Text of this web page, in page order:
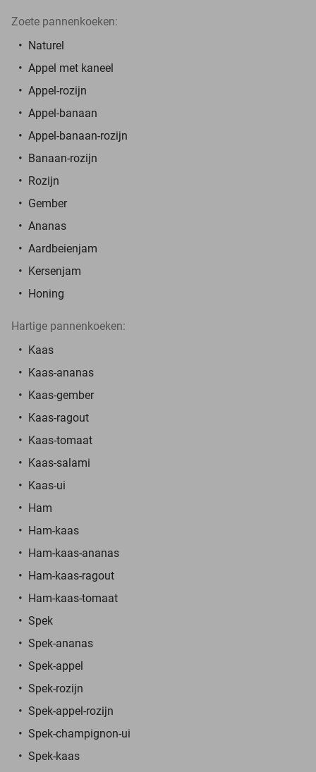
Zoete pannenkoeken:
Naturel
Appel met kaneel
Appel-rozijn
Appel-banaan
Appel-banaan-rozijn
Banaan-rozijn
Rozijn
Gember
Ananas
Aardbeienjam
Kersenjam
Honing
Hartige pannenkoeken:
Kaas
Kaas-ananas
Kaas-gember
Kaas-ragout
Kaas-tomaat
Kaas-salami
Kaas-ui
Ham
Ham-kaas
Ham-kaas-ananas
Ham-kaas-ragout
Ham-kaas-tomaat
Spek
Spek-ananas
Spek-appel
Spek-rozijn
Spek-appel-rozijn
Spek-champignon-ui
Spek-kaas